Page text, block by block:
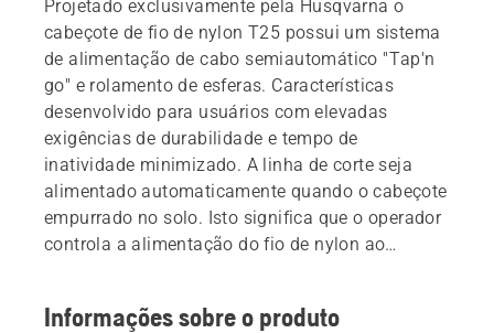
Projetado exclusivamente pela Husqvarna o
cabeçote de fio de nylon T25 possui um sistema
de alimentação de cabo semiautomático "Tap'n
go" e rolamento de esferas. Características
desenvolvido para usuários com elevadas
exigências de durabilidade e tempo de
inatividade minimizado. A linha de corte seja
alimentado automaticamente quando o cabeçote
empurrado no solo. Isto significa que o operador
controla a alimentação do fio de nylon ao
Informações sobre o produto